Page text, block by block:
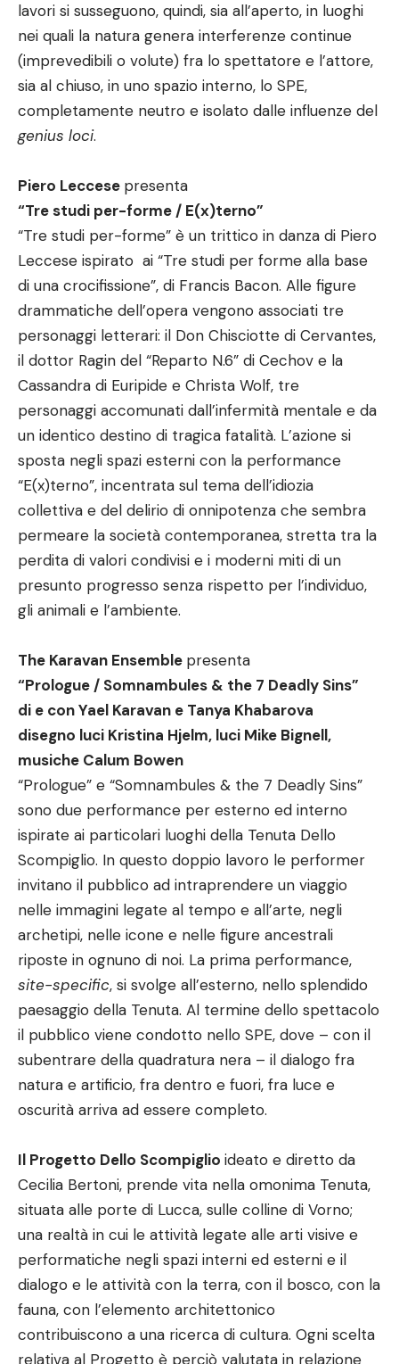
lavori si susseguono, quindi, sia all’aperto, in luoghi
nei quali la natura genera interferenze continue
(imprevedibili o volute) fra lo spettatore e l’attore,
sia al chiuso, in uno spazio interno, lo SPE,
completamente neutro e isolato dalle influenze del
genius loci.
Piero Leccese presenta
“Tre studi per-forme / E(x)terno”
“Tre studi per-forme” è un trittico in danza di Piero
Leccese ispirato ai “Tre studi per forme alla base
di una crocifissione”, di Francis Bacon. Alle figure
drammatiche dell’opera vengono associati tre
personaggi letterari: il Don Chisciotte di Cervantes,
il dottor Ragin del “Reparto N.6” di Cechov e la
Cassandra di Euripide e Christa Wolf, tre
personaggi accomunati dall’infermità mentale e da
un identico destino di tragica fatalità. L’azione si
sposta negli spazi esterni con la performance
“E(x)terno”, incentrata sul tema dell’idiozia
collettiva e del delirio di onnipotenza che sembra
permeare la società contemporanea, stretta tra la
perdita di valori condivisi e i moderni miti di un
presunto progresso senza rispetto per l’individuo,
gli animali e l’ambiente.
The Karavan Ensemble presenta
“Prologue / Somnambules & the 7 Deadly Sins”
di e con Yael Karavan e Tanya Khabarova
disegno luci Kristina Hjelm, luci Mike Bignell,
musiche Calum Bowen
“Prologue” e “Somnambules & the 7 Deadly Sins”
sono due performance per esterno ed interno
ispirate ai particolari luoghi della Tenuta Dello
Scompiglio. In questo doppio lavoro le performer
invitano il pubblico ad intraprendere un viaggio
nelle immagini legate al tempo e all’arte, negli
archetipi, nelle icone e nelle figure ancestrali
riposte in ognuno di noi. La prima performance,
site-specific, si svolge all’esterno, nello splendido
paesaggio della Tenuta. Al termine dello spettacolo
il pubblico viene condotto nello SPE, dove – con il
subentrare della quadratura nera – il dialogo fra
natura e artificio, fra dentro e fuori, fra luce e
oscurità arriva ad essere completo.
Il Progetto Dello Scompiglio ideato e diretto da
Cecilia Bertoni, prende vita nella omonima Tenuta,
situata alle porte di Lucca, sulle colline di Vorno;
una realtà in cui le attività legate alle arti visive e
performatiche negli spazi interni ed esterni e il
dialogo e le attività con la terra, con il bosco, con la
fauna, con l’elemento architettonico
contribuiscono a una ricerca di cultura. Ogni scelta
relativa al Progetto è perciò valutata in relazione